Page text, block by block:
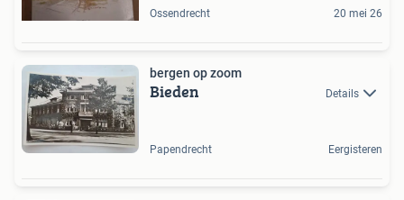
Ossendrecht 20 mei 26
bergen op zoom
Bieden Details
Papendrecht Eergisteren